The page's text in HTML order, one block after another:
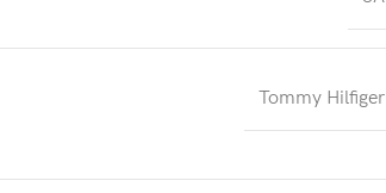
Tommy Hilfiger